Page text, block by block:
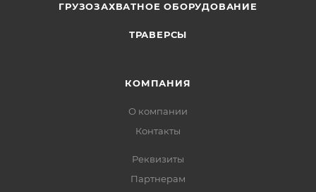
ГРУЗОЗАХВАТНОЕ ОБОРУДОВАНИЕ
ТРАВЕРСЫ
КОМПАНИЯ
О компании
Контакты
Реквизиты
Партнерам